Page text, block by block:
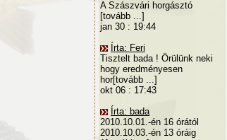
A Szászvári horgásztó
[tovább ...]
jan 30 : 19:44
Írta: Feri
Tisztelt bada ! Örülünk neki
hogy eredményesen
hor[tovább ...]
okt 06 : 17:43
Írta: bada
2010.10.01.-én 16 órától
2010.10.03.-én 13 óráig